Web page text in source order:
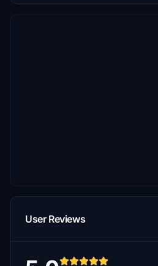
User Reviews